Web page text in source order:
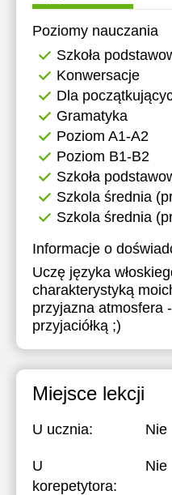
Poziomy nauczania
Szkoła
Konwersacje
Dla
Gramatyka
Poziom A1-A2
Poziom B1-B2
Szkoła
Szkola średnia
Szkola średnia
Informacje o
Uczę języka
charakterystyką
przyjazna atmosfera
przyjaciółką ;)
Miejsce lekcji
U ucznia: Nie
U
korepetytora:
Nie